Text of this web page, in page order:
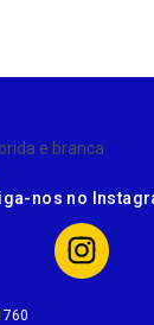
nos no